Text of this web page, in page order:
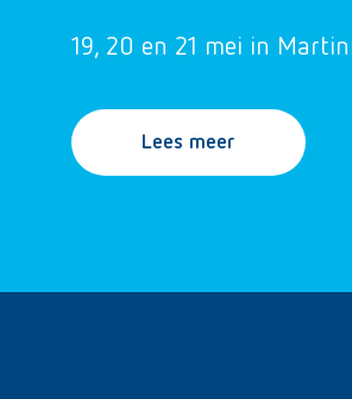
19, 20 en 21 mei in
Lees meer